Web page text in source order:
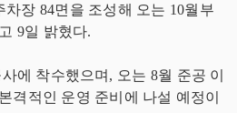
차장 84면을 조성해 오는 10월부
9일 밝혔다.
에 착수했으며, 오는 8월 준공 이
격적인 운영 준비에 나설 예정이